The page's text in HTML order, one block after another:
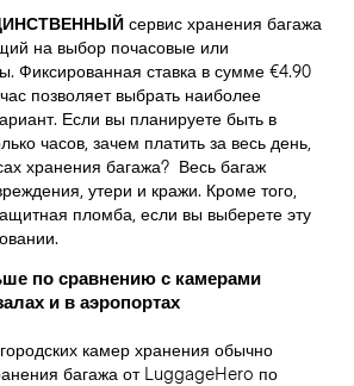
сервис хранения багажа
на выбор почасовые или
Фиксированная ставка в сумме €4.90
позволяет выбрать наиболее
Если вы планируете быть в
часов, зачем платить за весь день,
хранения багажа? Весь багаж
утери и кражи. Кроме того,
пломба, если вы выберете эту
по сравнению с камерами
и в аэропортах
камер хранения обычно
багажа от LuggageHero по